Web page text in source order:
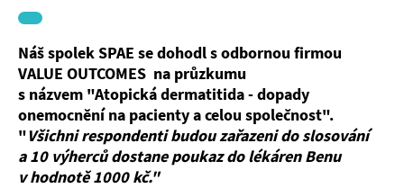
Náš spolek SPAE se dohodl s odbornou firmou
VALUE OUTCOMES na průzkumu
s názvem "Atopická dermatitida - dopady
onemocnění na pacienty a celou společnost".
"Všichni respondenti budou zařazeni do slosování
a 10 výherců dostane poukaz do lékáren Benu
v hodnotě 1000 kč."